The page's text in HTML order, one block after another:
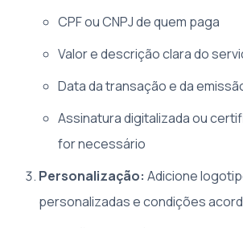
CPF ou CNPJ de quem paga
Valor e descrição clara do
Data da transação e da
Assinatura digitalizada ou
for necessário
Personalização: Adicione
personalizadas e condições